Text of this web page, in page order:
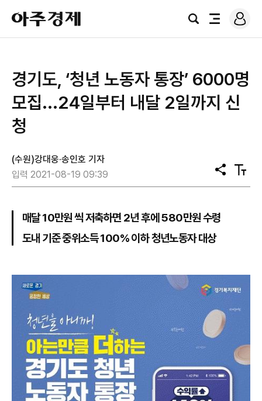
아
주
경
검
전
로
그
경기도, ‘청년 노동자 통장’ 6000명
모집...24일부터 내달 2일까지 신
청
(수원)강대웅·송인호 기자
입력 2021-08-19 09:39
공
유
텍
스
매달 10만원 씩 저축하면 2년 후에 580만원 수령
도내 기준 중위소득 100% 이하 청년노동자 대상